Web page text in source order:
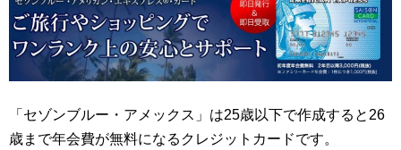
「セゾンブルー・アメックス」は25歳以下で作成すると26
歳まで年会費が無料になるクレジットカードです。